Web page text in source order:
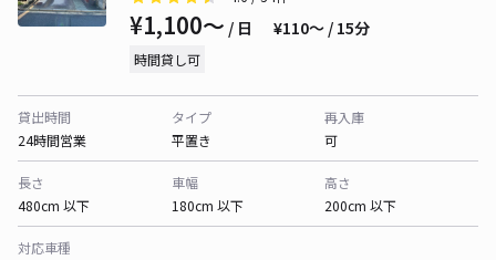
¥1,100〜 / 日 ¥110〜 / 15分
時間貸し可
貸出時間
24時間営業
タイプ
平置き
再入庫
可
長さ
480cm 以下
車幅
180cm 以下
高さ
200cm 以下
対応車種